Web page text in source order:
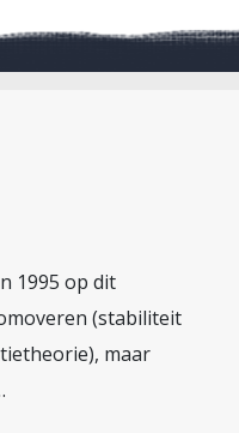
1995 op dit
(stabiliteit
maar